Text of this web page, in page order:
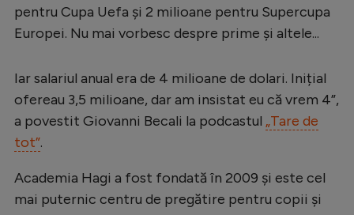
Stranieri
Clasamente
Tenis
Natație
pentru Cupa Uefa și 2 milioane pentru Supercupa
Europei. Nu mai vorbesc despre prime și altele...
Iar salariul anual era de 4 milioane de dolari. Inițial
ofereau 3,5 milioane, dar am insistat eu că vrem 4”,
a povestit Giovanni Becali la podcastul „Tare de
tot”.
Academia Hagi a fost fondată în 2009 și este cel
mai puternic centru de pregătire pentru copii și